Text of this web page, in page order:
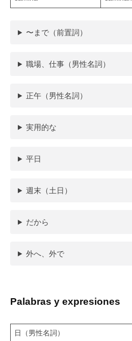
〜まで（前置詞）
職場、仕事（男性名詞）
正午（男性名詞）
実用的な
平日
週末（土日）
だから
外へ、外で
Palabras y expresiones
日（男性名詞）